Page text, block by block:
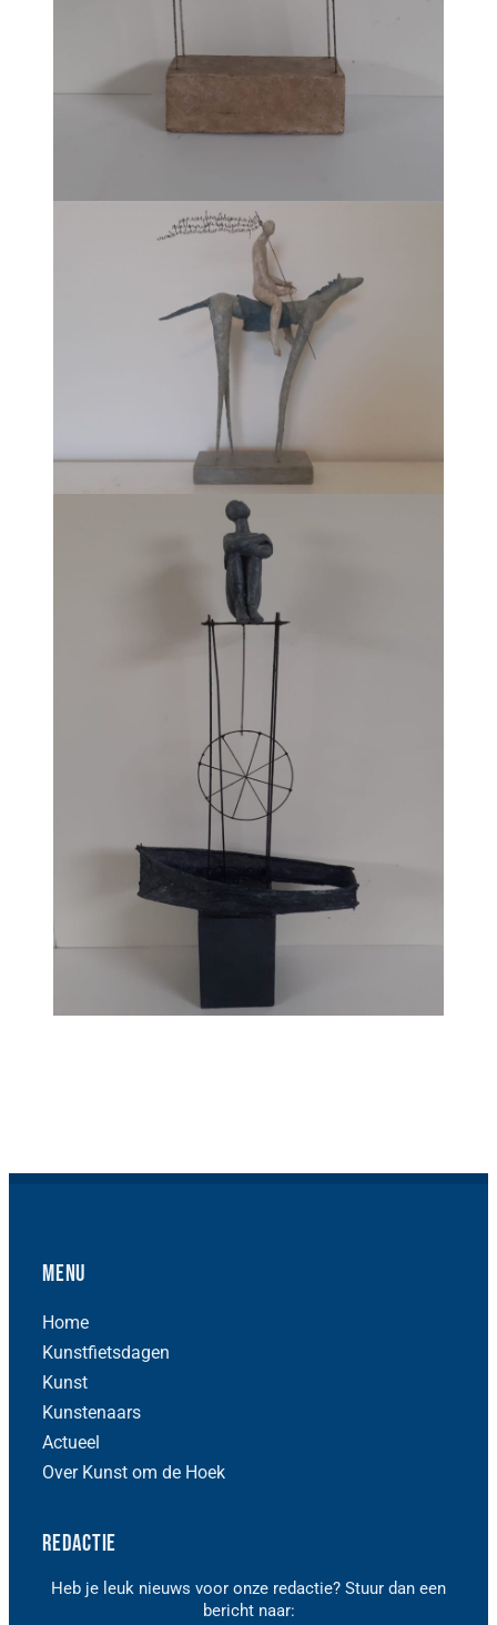
Menu
Home
Kunstfietsdagen
Kunst
Kunstenaars
Actueel
Over Kunst om de Hoek
Redactie
Heb je leuk nieuws voor onze redactie? Stuur dan een
bericht naar: